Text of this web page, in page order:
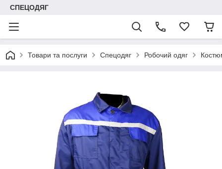
СПЕЦОДЯГ
Товари та послуги Спецодяг Робочий одяг